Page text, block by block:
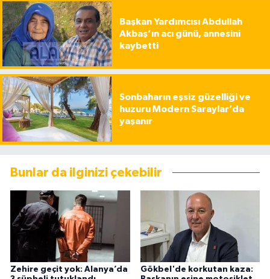
Başkan Yardımcısı Abdullah
Akbaş’ın acı günü, annesini
kaybetti
Sonbaharın eşsiz güzelliği ve
huzuru Modern Saraylar’da
yaşanır
Bunlar da ilginizi çekebilir
Zehire geçit yok: Alanya’da
Gökbel'de korkutan kaza: